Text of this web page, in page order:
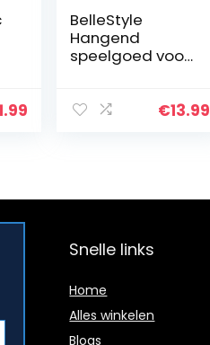
BelleStyle
Hangend
speelgoed voor
spiraalspeelgoe
€13.99
Snelle links
Home
Alles winkelen
Blogs